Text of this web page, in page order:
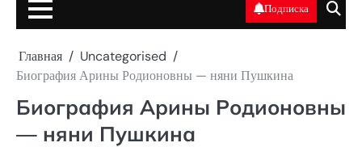
Подписка
Главная
Uncategorised
Биография Арины Родионовны — няни Пушкина
Биография Арины Родионовны
— няни Пушкина